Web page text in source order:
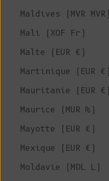
Maldives (MVR MVR)
Mali (XOF Fr)
Malte (EUR €)
Martinique (EUR €)
Mauritanie (EUR €)
Maurice (MUR ₨)
Mayotte (EUR €)
Mexique (EUR €)
Moldavie (MDL L)